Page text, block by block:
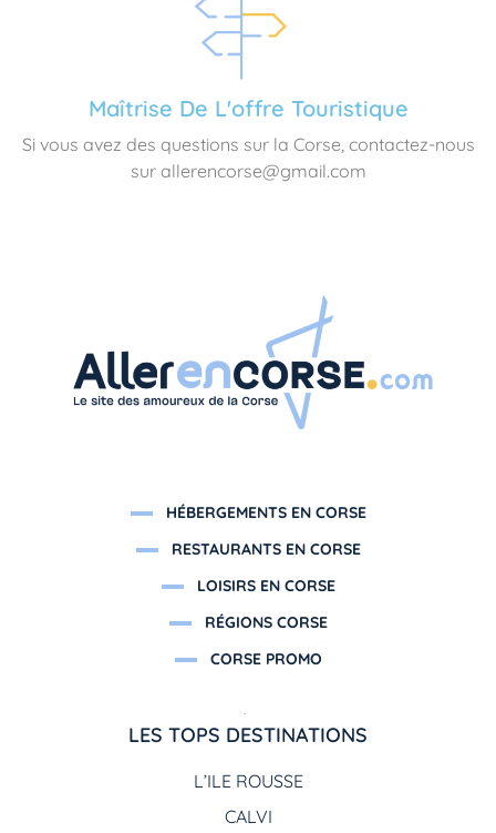
Maîtrise De L'offre Touristique
Si vous avez des questions sur la Corse, contactez-nous
sur allerencorse@gmail.com
HÉBERGEMENTS EN CORSE
RESTAURANTS EN CORSE
LOISIRS EN CORSE
RÉGIONS CORSE
CORSE PROMO
LES TOPS DESTINATIONS
L’ILE ROUSSE
CALVI